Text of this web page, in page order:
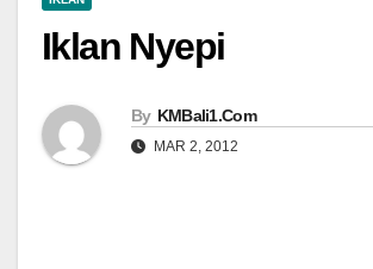
Iklan Nyepi
By KMBali1.Com
MAR 2, 2012